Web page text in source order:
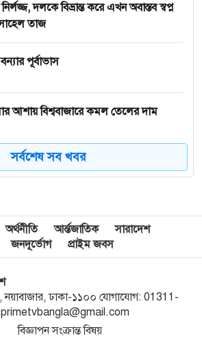
দলকে বিভ্রান্ত করে এখন অবাস্তব স্বপ্ন
তাজ
পূর্বাভাস
আশায় বিশ্ববাজারে কমল তেলের দাম
এবার বড় আন্দোলনের সতর্কবার্তা
ওয়াংচুক
ফাঁসকারীদের খুঁজছেন ট্রাম্প
ছুরিকাঘাতে মা-মেয়ে নিহত
সর্বশেষ সব খবর
অর্থনীতি আর্ন্তজাতিক
সারাদেশ
জনদূর্ভোগ প্রাইম জবস
নয়াবাজার, ঢাকা-১১০০ যোগাযোগ: 01311-
বিজ্ঞাপন সংক্রান্ত বিষয়